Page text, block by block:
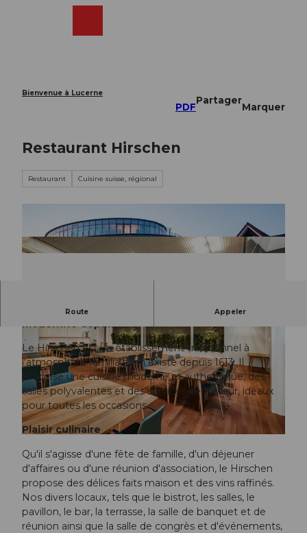
Bienvenue à Lucerne
PDF
Partager
Marquer
Restaurant Hirschen
Restaurant Cuisine suisse, régional
© Hirschen Oberkirch |CC-BY
Route Appeler
Le restaurant Hirschen : La tradition rencontre la
modernité depuis 1613
Le Hirschen est un établissement traditionnel à
l'atmosphère familiale qui existe depuis 1613. Il
propose une cuisine moderne et authentique, des
salles polyvalentes et des services de traiteur, idéaux
pour toutes les occasions.
Plaisir culinaire
Qu'il s'agisse d'une fête de famille, d'un déjeuner
d'affaires ou d'une réunion d'association, le Hirschen
propose des délices faits maison et des vins raffinés.
Nos divers locaux, tels que le bistrot, les salles, le
pavillon, le bar, la terrasse, la salle de banquet et de
réunion ainsi que la salle de congrès et d'événements,